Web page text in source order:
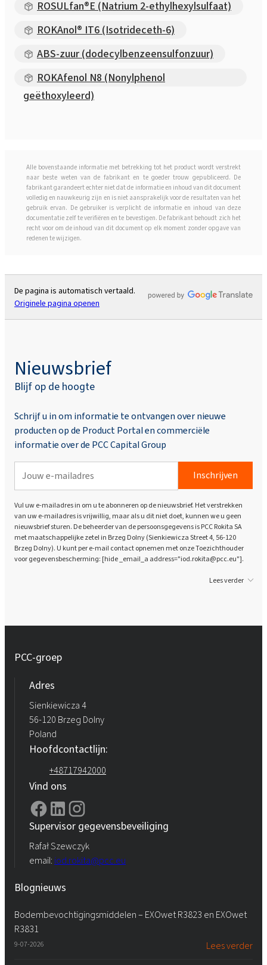
ROSULfan®E (Natrium 2-ethylhexylsulfaat)
ROKAnol® IT6 (Isotrideceth-6)
ABS-zuur (dodecylbenzeensulfonzuur)
ROKAfenol N8 (Nonylphenol
geëthoxyleerd)
Alle bovenstaande informatie met betrekking tot het product wordt verstrekt
naar beste weten van de fabrikant en te goeder trouw gepubliceerd. De
fabrikant garandeert echter niet dat de informatie en inhoud van dit document
volledig en nauwkeurig zijn en is niet aansprakelijk voor de resultaten van het
gebruik ervan. De gebruiker is verplicht de informatie en inhoud van deze
documentatie zelf te verifiëren en te bevestigen. De fabrikant behoudt zich het
recht voor om de inhoud van dit document op elk moment zonder opgave van
redenen te wijzigen.
De pagina is automatisch vertaald.
Originele pagina openen
Nieuwsbrief
Blijf op de hoogte
Schrijf u in om informatie te ontvangen over nieuwe
producten op de Product Portal en commerciële
informatie over de PCC Capital Group
Inschrijven
Vul uw e-mailadres in om u te abonneren op de nieuwsbrief. Het verstrekken
van uw e-mailadres is vrijwillig, maar als u dit niet doet, kunnen we u geen
nieuwsbrief sturen. De beheerder van de persoonsgegevens is PCC Rokita SA
met maatschappelijke zetel in Brzeg Dolny (Sienkiewicza Street 4, 56-120
Brzeg Dolny). U kunt per e-mail contact opnemen met onze Toezichthouder
voor gegevensbescherming: [hide _email_a address="iod.rokita@pcc.eu"].
Lees verder
PCC-groep
Adres
Sienkiewicza 4
56-120 Brzeg Dolny
Poland
Hoofdcontactlijn:
+48717942000
Vind ons
Supervisor gegevensbeveiliging
Rafał Szewczyk
email: iod.rokita@pcc.eu
Blognieuws
Bodembevochtigingsmiddelen – EXOwet R3823 en EXOwet
R3831
9-07-2026 Lees verder